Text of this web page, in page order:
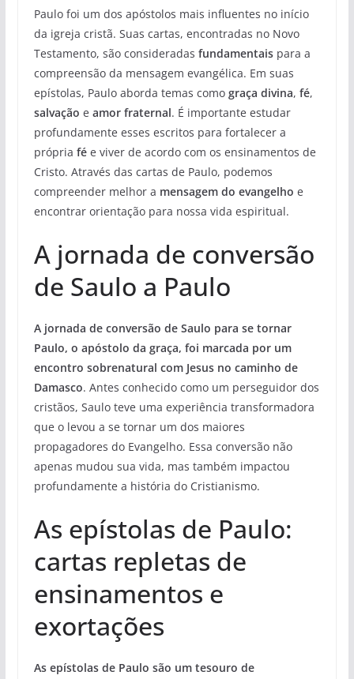
Paulo foi um dos apóstolos mais influentes no início
da igreja cristã. Suas cartas, encontradas no Novo
Testamento, são consideradas fundamentaispara a
compreensão da mensagem evangélica. Em suas
epístolas, Paulo aborda temas como graça divina, fé,
salvação e amor fraternal. É importante estudar
profundamente esses escritos para fortalecer a
própria fée viver de acordo com os ensinamentos de
Cristo. Através das cartas de Paulo, podemos
compreender melhor a mensagem do evangelho e
encontrar orientação para nossa vida espiritual.
A jornada de conversão
de Saulo a Paulo
A jornada de conversão de Saulo para se tornar
Paulo, o apóstolo da graça, foi marcada por um
encontro sobrenatural com Jesus no caminho de
Damasco. Antes conhecido como um perseguidor dos
cristãos, Saulo teve uma experiência transformadora
que o levou a se tornar um dos maiores
propagadores do Evangelho. Essa conversão não
apenas mudou sua vida, mas também impactou
profundamente a história do Cristianismo.
As epístolas de Paulo:
cartas repletas de
ensinamentos e
exortações
As epístolas de Paulo são um tesouro de